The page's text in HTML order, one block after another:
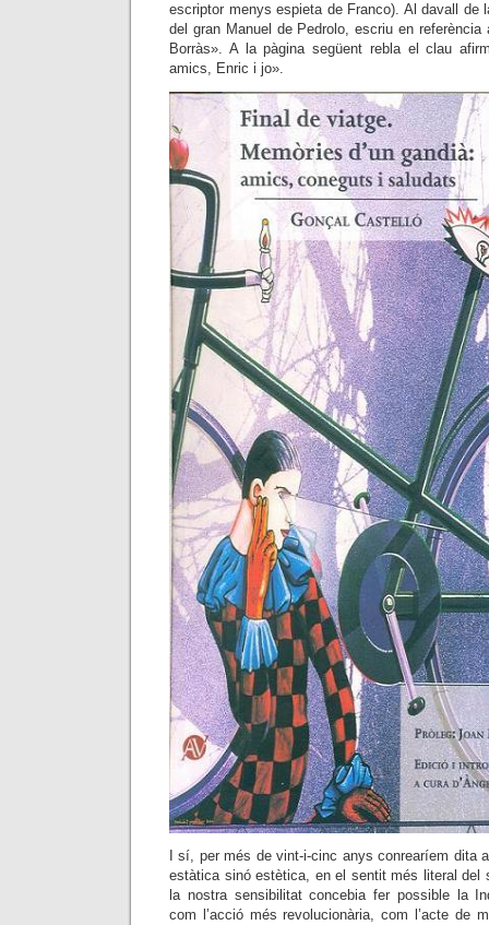
escriptor menys espieta de Franco). Al davall de
del gran Manuel de Pedrolo, escriu en referència
Borràs». A la pàgina següent rebla el clau
amics, Enric i jo».
I sí, per més de vint-i-cinc anys conrearíem dita
estàtica sinó estètica, en el sentit més literal del
la nostra sensibilitat concebia fer possible la
com l’acció més revolucionària, com l’acte de